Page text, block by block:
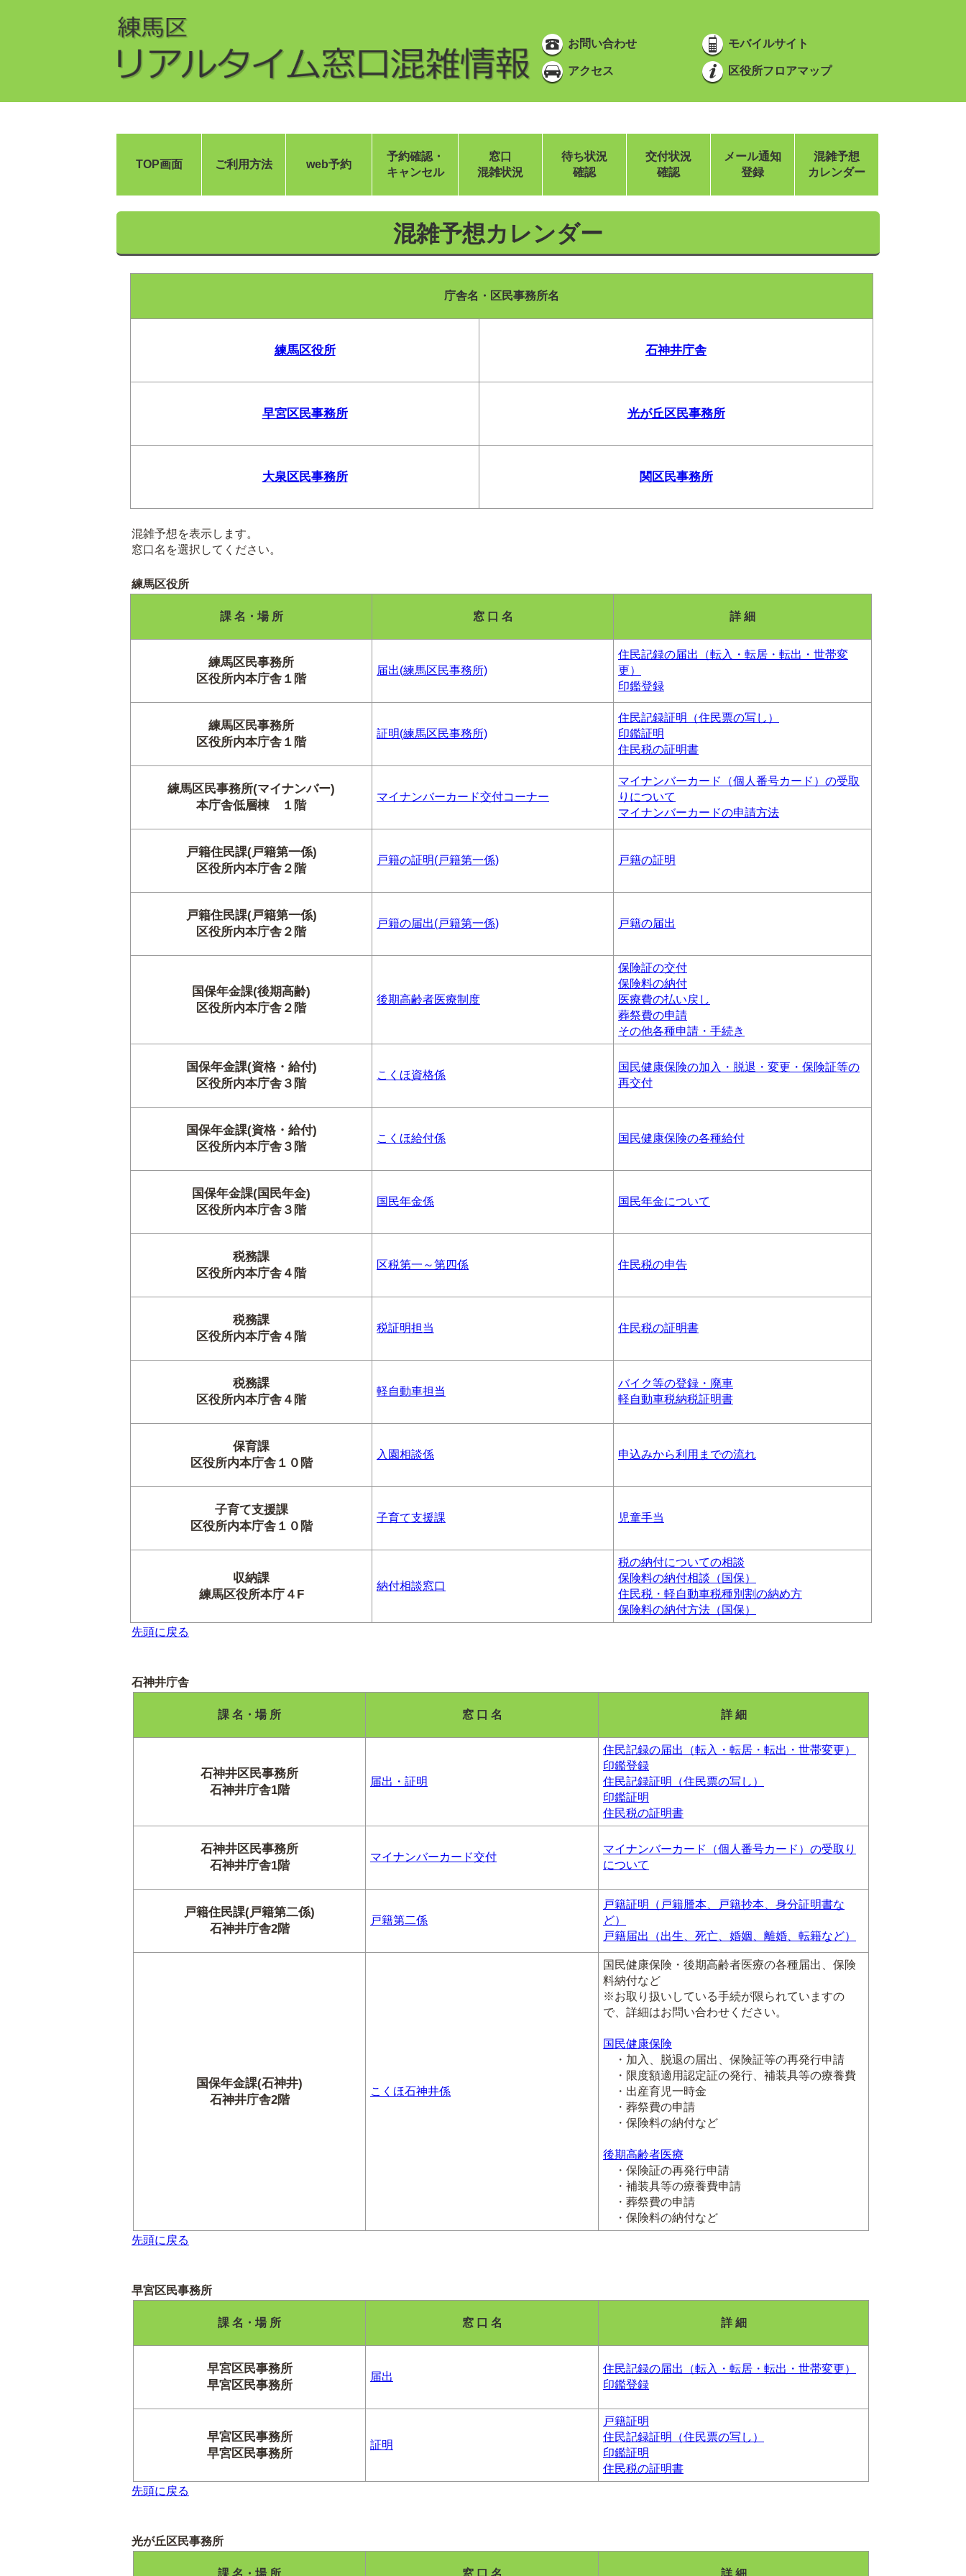
お問い合わせ モバイルサイト
アクセス 区役所フロアマップ
TOP画面 ご利用方法 web予約
予約確認・
キャンセル
窓口
混雑状況
待ち状況
確認
交付状況
確認
メール通知
登録
混雑予想
カレンダー
混雑予想カレンダー
庁舎名・区民事務所名
練馬区役所 石神井庁舎
早宮区民事務所 光が丘区民事務所
大泉区民事務所 関区民事務所
混雑予想を表示します。
窓口名を選択してください。
練馬区役所
課 名・場 所 窓 口 名 詳 細
練馬区民事務所
区役所内本庁舎１階
届出(練馬区民事務所)
住民記録の届出（転入・転居・転出・世帯変
更）
印鑑登録
練馬区民事務所
区役所内本庁舎１階
証明(練馬区民事務所)
住民記録証明（住民票の写し）
印鑑証明
住民税の証明書
練馬区民事務所(マイナンバー)
本庁舎低層棟 １階
マイナンバーカード交付コーナー
マイナンバーカード（個人番号カード）の受取
りについて
マイナンバーカードの申請方法
戸籍住民課(戸籍第一係)
区役所内本庁舎２階
戸籍の証明(戸籍第一係) 戸籍の証明
戸籍住民課(戸籍第一係)
区役所内本庁舎２階
戸籍の届出(戸籍第一係) 戸籍の届出
国保年金課(後期高齢)
区役所内本庁舎２階
後期高齢者医療制度
保険証の交付
保険料の納付
医療費の払い戻し
葬祭費の申請
その他各種申請・手続き
国保年金課(資格・給付)
区役所内本庁舎３階
こくほ資格係
国民健康保険の加入・脱退・変更・保険証等の
再交付
国保年金課(資格・給付)
区役所内本庁舎３階
こくほ給付係 国民健康保険の各種給付
国保年金課(国民年金)
区役所内本庁舎３階
国民年金係 国民年金について
税務課
区役所内本庁舎４階
区税第一～第四係 住民税の申告
税務課
区役所内本庁舎４階
税証明担当 住民税の証明書
税務課
区役所内本庁舎４階
軽自動車担当
バイク等の登録・廃車
軽自動車税納税証明書
保育課
区役所内本庁舎１０階
入園相談係 申込みから利用までの流れ
子育て支援課
区役所内本庁舎１０階
子育て支援課 児童手当
収納課
練馬区役所本庁４F
納付相談窓口
税の納付についての相談
保険料の納付相談（国保）
住民税・軽自動車税種別割の納め方
保険料の納付方法（国保）
先頭に戻る
石神井庁舎
課 名・場 所 窓 口 名 詳 細
石神井区民事務所
石神井庁舎1階
届出・証明
住民記録の届出（転入・転居・転出・世帯変更）
印鑑登録
住民記録証明（住民票の写し）
印鑑証明
住民税の証明書
石神井区民事務所
石神井庁舎1階
マイナンバーカード交付
マイナンバーカード（個人番号カード）の受取り
について
戸籍住民課(戸籍第二係)
石神井庁舎2階
戸籍第二係
戸籍証明（戸籍謄本、戸籍抄本、身分証明書な
ど）
戸籍届出（出生、死亡、婚姻、離婚、転籍など）
国保年金課(石神井)
石神井庁舎2階
こくほ石神井係
国民健康保険・後期高齢者医療の各種届出、保険
料納付など
※お取り扱いしている手続が限られていますの
で、詳細はお問い合わせください。
国民健康保険
・加入、脱退の届出、保険証等の再発行申請
・限度額適用認定証の発行、補装具等の療養費
・出産育児一時金
・葬祭費の申請
・保険料の納付など
後期高齢者医療
・保険証の再発行申請
・補装具等の療養費申請
・葬祭費の申請
・保険料の納付など
先頭に戻る
早宮区民事務所
課 名・場 所 窓 口 名 詳 細
早宮区民事務所
早宮区民事務所
届出
住民記録の届出（転入・転居・転出・世帯変更）
印鑑登録
早宮区民事務所
早宮区民事務所
証明
戸籍証明
住民記録証明（住民票の写し）
印鑑証明
住民税の証明書
先頭に戻る
光が丘区民事務所
課 名・場 所 窓 口 名 詳 細